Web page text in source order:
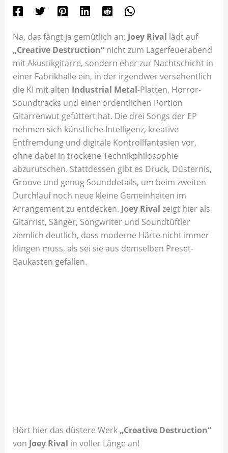
Na, das fängt ja gemütlich an: Joey Rival lädt auf
„Creative Destruction“nicht zum Lagerfeuerabend
mit Akustikgitarre, sondern eher zur Nachtschicht in
einer Fabrikhalle ein, in der irgendwer versehentlich
die KI mit alten Industrial Metal-Platten, Horror-
Soundtracks und einer ordentlichen Portion
Gitarrenwut gefüttert hat. Die drei Songs der EP
nehmen sich künstliche Intelligenz, kreative
Entfremdung und digitale Kontrollfantasien vor,
ohne dabei in trockene Technikphilosophie
abzurutschen. Stattdessen gibt es Druck, Düsternis,
Groove und genug Sounddetails, um beim zweiten
Durchlauf noch neue kleine Gemeinheiten im
Arrangement zu entdecken. Joey Rival zeigt hier als
Gitarrist, Sänger, Songwriter und Soundtüftler
ziemlich deutlich, dass moderne Härte nicht immer
klingen muss, als sei sie aus demselben Preset-
Baukasten gefallen.
Hört hier das düstere Werk „Creative Destruction“
von Joey Rival in voller Länge an!